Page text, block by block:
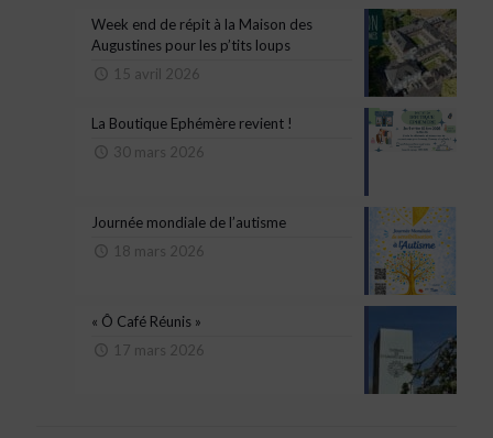
Week end de répit à la Maison des
Augustines pour les p’tits loups
15 avril 2026
La Boutique Ephémère revient !
30 mars 2026
Journée mondiale de l’autisme
18 mars 2026
« Ô Café Réunis »
17 mars 2026